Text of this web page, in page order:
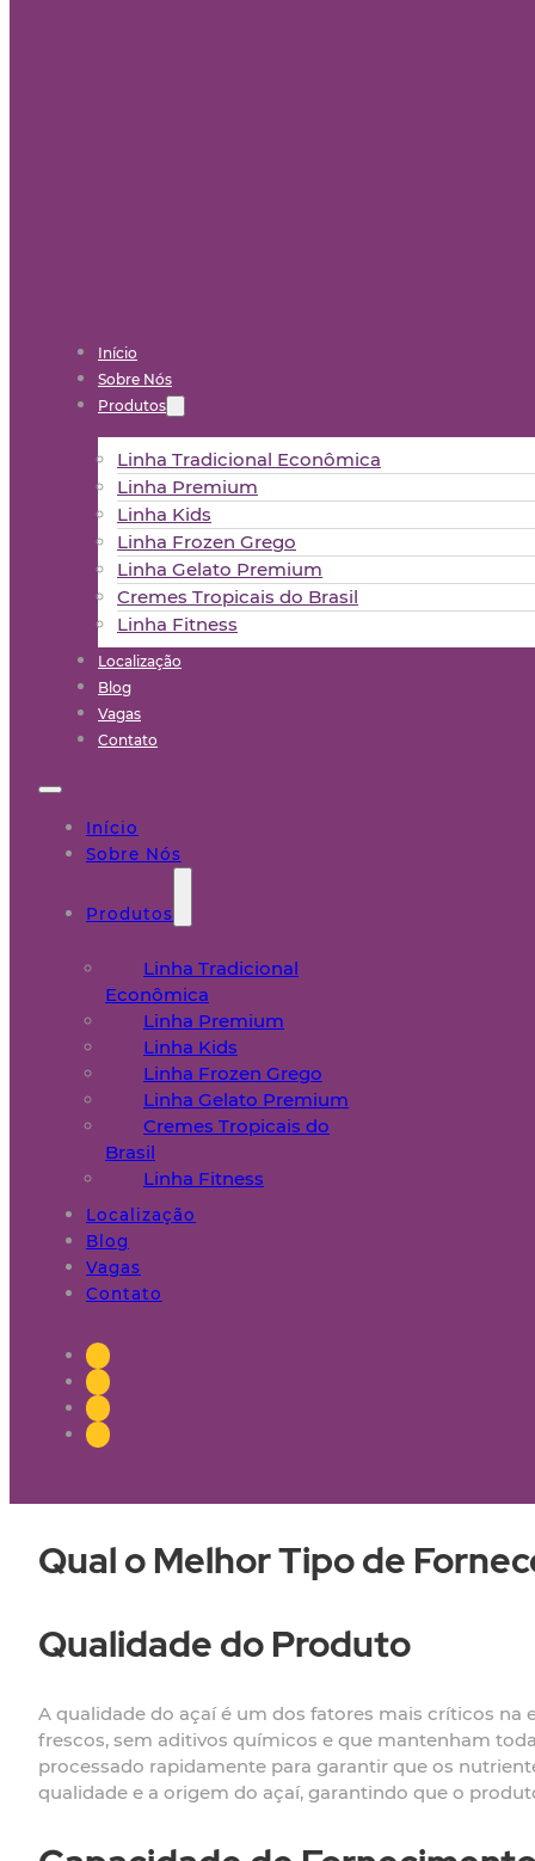
Início
Sobre Nós
Produtos
Linha Tradicional Econômica
Linha Premium
Linha Kids
Linha Frozen Grego
Linha Gelato Premium
Cremes Tropicais do Brasil
Linha Fitness
Localização
Blog
Vagas
Contato
Início
Sobre Nós
Produtos
Linha Tradicional
Econômica
Linha Premium
Linha Kids
Linha Frozen Grego
Linha Gelato Premium
Cremes Tropicais do
Brasil
Linha Fitness
Localização
Blog
Vagas
Contato
Qual o Melhor Tipo de
Qualidade do Produto
A qualidade do açaí é um dos fatores mais críticos
frescos, sem aditivos químicos e que mantenham
processado rapidamente para garantir que os
qualidade e a origem do açaí, garantindo que o